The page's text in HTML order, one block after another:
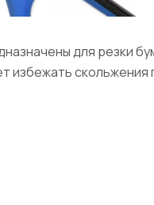
для резки
избежать